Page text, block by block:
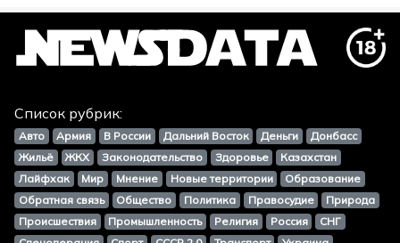
Список рубрик:
Авто Армия В России Дальний Восток Деньги
Донбасс
Жильё
ЖКХ Законодательство Здоровье
Казахстан
Лайфхак
Мир Мнение Новые территории
Образование
Обратная связь
Общество Политика Правосудие
Природа
Происшествия
Промышленность Религия Россия
СНГ